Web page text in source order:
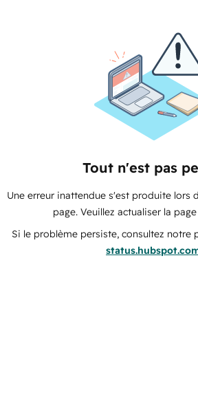
Tout n'est pas
Une erreur inattendue s'est produite lors
page. Veuillez actualiser la
Si le problème persiste, consultez notre